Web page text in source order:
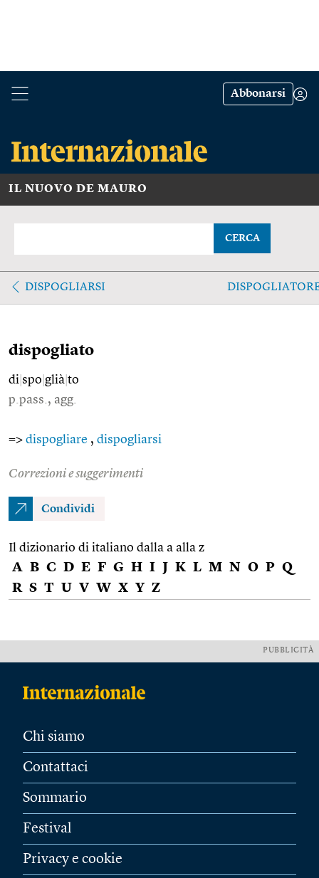
Abbonarsi
IL NUOVO DE MAURO
CERCA
DISPOGLIARSI
dispogliato
di spo glià to
p.pass., agg.
=> dispogliare , dispogliarsi
Correzioni e suggerimenti
Condividi
Il dizionario di italiano dalla a alla z
A B C D E F G H I J K L M N O P Q
R S T U V W X Y Z
PUBBLICITÀ
Chi siamo
Contattaci
Sommario
Festival
Privacy e cookie